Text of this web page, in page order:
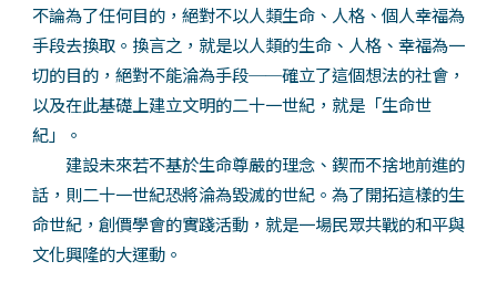
不論為了任何目的，絕對不以人類生命、人格、個人幸福為
手段去換取。換言之，就是以人類的生命、人格、幸福為一
切的目的，絕對不能淪為手段──確立了這個想法的社會，
以及在此基礎上建立文明的二十一世紀，就是「生命世
紀」。
建設未來若不基於生命尊嚴的理念、鍥而不捨地前進的
話，則二十一世紀恐將淪為毀滅的世紀。為了開拓這樣的生
命世紀，創價學會的實踐活動，就是一場民眾共戰的和平與
文化興隆的大運動。